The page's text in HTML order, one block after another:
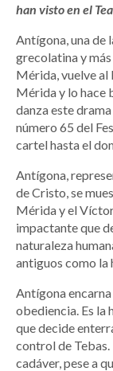
han visto en el
Antígona, una de
grecolatina y
Mérida, vuelve al
Mérida y lo hace
danza este
número 65 del
cartel hasta el
Antígona,
de Cristo, se
Mérida y el
impactante que
naturaleza
antiguos como la
Antígona
obediencia. Es la
que decide
control de Tebas.
cadáver, pese a